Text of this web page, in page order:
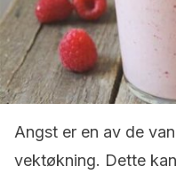
Angst er en av de
vektøkning. Dette